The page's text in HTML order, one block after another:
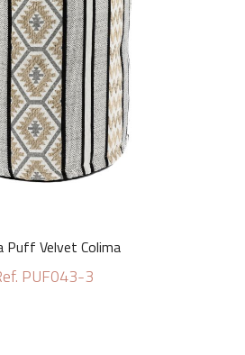
Puff Velvet Colima
PUF043-3